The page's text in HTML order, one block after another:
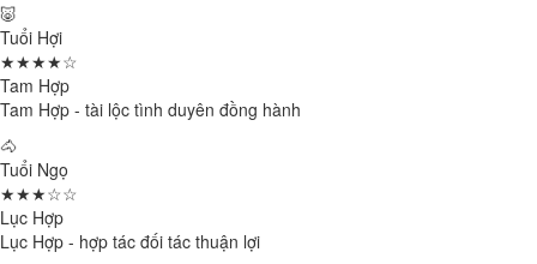
🐷
Tuổi Hợi
★★★★☆
Tam Hợp
Tam Hợp - tài lộc tình duyên đồng hành
🐴
Tuổi Ngọ
★★★☆☆
Lục Hợp
Lục Hợp - hợp tác đối tác thuận lợi